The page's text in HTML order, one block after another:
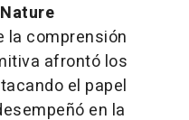
Nature
la comprensión
afrontó los
el papel
en la